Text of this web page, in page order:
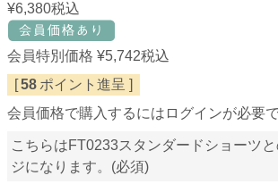
¥6,380税込
会員特別価格 ¥5,742税込
[58 ポイント進呈 ]
会員価格で購入するにはログインが必要で
こちらはFT0233スタンダードショーツ
ジになります。 (必須)